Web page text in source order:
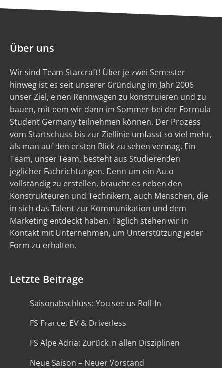
Über uns
Wir sind Team Starcraft! Über je zwei Semester
hinweg ist es seit unserer Gründung im Jahr 2006
unser Ziel, einen Rennwagen zu konstruieren und zu
bauen, mit dem wir dann im Sommer bei der Formula
Student Germany teilnehmen können. Der Prozess
vom Startschuss bis zur Ziellinie umfasst so viel mehr,
als man auf den ersten Blick zu sehen vermag. Ein
Team, unser Team, besteht aus Studierenden
jeglicher Fachrichtungen. Denn um ein Auto
vollständig zu erstellen, braucht es neben den
Konstrukteuren und Technikern, auch Menschen, die
in sich das Talent zur Kommunikation und dem
Marketing entdeckt haben. Täglich stehen wir in
Kontakt mit Unternehmen, um Unterstützung jeder
Form zu erhalten.
Letzte Beiträge
Saisonabschluss: You see us Roll-In
FS France: EV & Driverless
FS Alpe Adria: Zurück in allen Disziplinen
Neue Saison – Neuer Vorstand